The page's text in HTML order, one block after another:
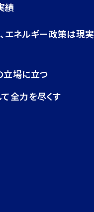
績
エネルギー政策は現実
立場に立つ
全力を尽くす